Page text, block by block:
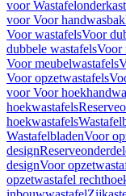
voor
voor Voor
Voor wastafelsVoor
dubbele wastafelsVoor
Voor meubelwastafels
Voor opzetwastafels
voor Voor
hoekwastafels
hoekwastafels
WastafelbladenVoor
design
designVoor
opzetwastafel